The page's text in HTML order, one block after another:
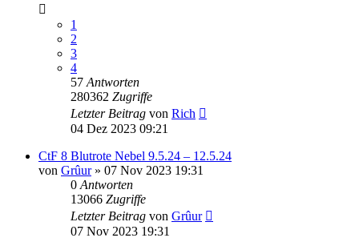
1
2
3
4
57 Antworten
280362 Zugriffe
Letzter Beitrag von Rich
04 Dez 2023 09:21
CtF 8 Blutrote Nebel 9.5.24 – 12.5.24
von Grûur» 07 Nov 2023 19:31
0 Antworten
13066 Zugriffe
Letzter Beitrag von Grûur
07 Nov 2023 19:31